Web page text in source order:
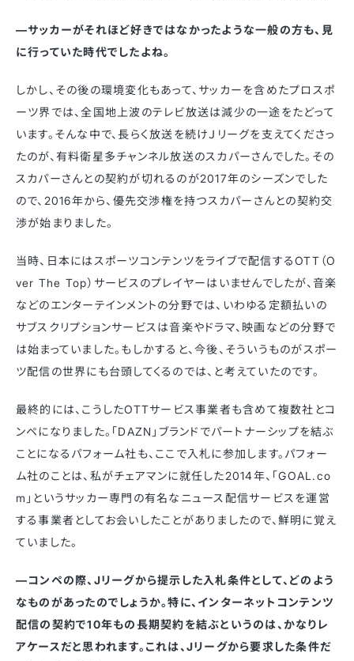
—サッカーがそれほど好きではなかったような一般の方も、見
に行っていた時代でしたよね。
しかし、その後の環境変化もあって、サッカーを含めたプロスポ
ーツ界では、全国地上波のテレビ放送は減少の一途をたどって
います。そんな中で、長らく放送を続けＪリーグを支えてくださっ
たのが、有料衛星多チャンネル放送のスカパーさんでした。その
スカパーさんとの契約が切れるのが2017年のシーズンでした
ので、2016年から、優先交渉権を持つスカパーさんとの契約交
渉が始まりました。
当時、日本にはスポーツコンテンツをライブで配信するOTT（O
ver The Top）サービスのプレイヤーはいませんでしたが、音楽
などのエンターテインメントの分野では、いわゆる定額払いの
サブスクリプションサービスは音楽やドラマ、映画などの分野で
は始まっていました。もしかすると、今後、そういうものがスポー
ツ配信の世界にも台頭してくるのでは、と考えていたのです。
最終的には、こうしたOTTサービス事業者も含めて複数社とコ
ンペになりました。「DAZN」ブランドでパートナーシップを結ぶ
ことになるパフォーム社も、ここで入札に参加します。パフォー
ム社のことは、私がチェアマンに就任した2014年、「GOAL.co
m」というサッカー専門の有名なニュース配信サービスを運営
する事業者としてお会いしたことがありましたので、鮮明に覚え
ていました。
—コンペの際、Jリーグから提示した入札条件として、どのよう
なものがあったのでしょうか。特に、インターネットコンテンツ
配信の契約で10年もの長期契約を結ぶというのは、かなりレ
アケースだと思われます。これは、Jリーグから要求した条件だ